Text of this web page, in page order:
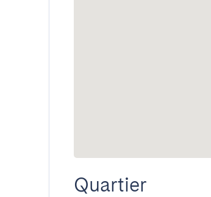
Quartier